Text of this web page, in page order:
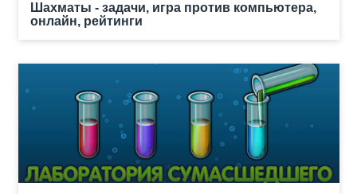
Шахматы - задачи, игра против компьютера,
онлайн, рейтинги